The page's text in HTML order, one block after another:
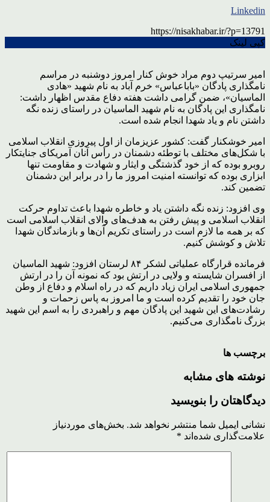
Linkedin
https://nisakhabar.ir/?p=13791
کپی لینک
امیر سرتیپ دوم مراد خوش کنار امروز دوشنبه در مراسم
نامگذاری پادگان «باباعباس» خرم آباد به نام شهید «هادی
الماسیان»، ضمن گرامی داشت هفته دفاع مقدس اظهار داشت:
نامگذاری این پادگان به نام شهید الماسیان در راستای زنده نگه
داشتن نام و یاد شهدا انجام شده است.
امیر خوشکنار گفت: کشور عزیزمان از اول پیروزی انقلاب اسلامی
با شکل‌های مختلف با توطئه دشمنان در رأس آنان آمریکای جنایتکار
روبرو بوده که از خود گذشتگی و ایثار و شهادت و مقاومت تنها
ابزاری بوده که توانسته امنیت امروز ما را در برابر این دشمنان
تضمین کند.
وی افزود: زنده نگه داشتن یاد و خاطره شهدا باعث تداوم حرکت
انقلاب اسلامی و پیش رفتن به هدف‌های والای انقلاب اسلامی است
که بر همه ما لازم است در راستای تکریم آن‌ها و بازماندگان شهدا
تلاش و کوشش کنیم.
فرمانده قرارگاه عملیاتی لشکر ۸۴ لرستان افزود: شهید الماسیان
از افسران شایسته و ولایی در ارتش بود که نمونه آن را در ارتش
جمهوری اسلامی ایران زیاد داریم که در راه اسلام و دفاع از وطن
جان خود را تقدیم کرده است و ما امروز به پاس زحمات و
رشادت‌های این شهید این پادگان مهم و راهبردی را به اسم این شهید
بزرگ نامگذاری می‌کنیم.
برچسب ها
نوشته های مشابه
دیدگاهتان را بنویسید
نشانی ایمیل شما منتشر نخواهد شد. بخش‌های موردنیاز
علامت‌گذاری شده‌اند *